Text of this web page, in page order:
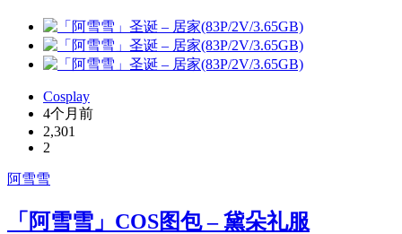
Cosplay
4个月前
2,301
2
阿雪雪
「阿雪雪」COS图包 – 黛朵礼服